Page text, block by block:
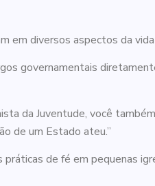
em diversos aspectos da
governamentais
da Juventude, você
de um Estado ateu.”
de fé em pequenas